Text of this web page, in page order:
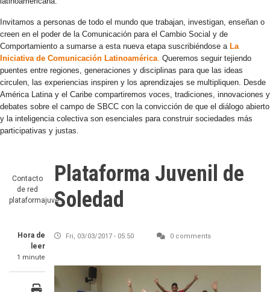
Invitamos a personas de todo el mundo que trabajan, investigan, enseñan o
creen en el poder de la Comunicación para el Cambio Social y de
Comportamiento a sumarse a esta nueva etapa suscribiéndose a La
Iniciativa de Comunicación Latinoamérica. Queremos seguir tejiendo
puentes entre regiones, generaciones y disciplinas para que las ideas
circulen, las experiencias inspiren y los aprendizajes se multipliquen. Desde
América Latina y el Caribe compartiremos voces, tradiciones, innovaciones y
debates sobre el campo de SBCC con la convicción de que el diálogo abierto
y la inteligencia colectiva son esenciales para construir sociedades más
participativas y justas.
Contacto
de red
plataformajuve…
Hora de
leer
1 minute
Plataforma Juvenil de
Soledad
Fri, 03/03/2017 - 05:50 0 comments